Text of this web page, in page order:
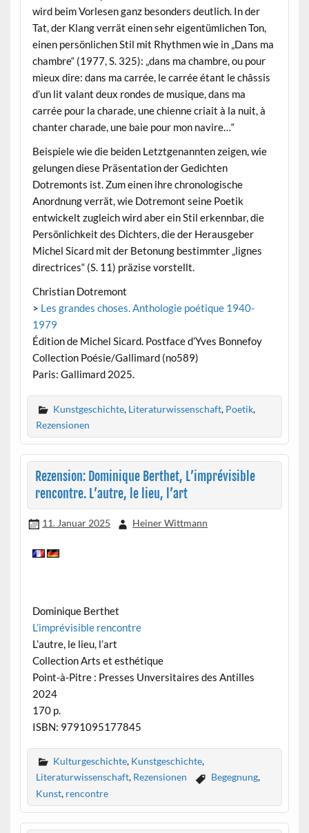
wird beim Vorlesen ganz besonders deutlich. In der
Tat, der Klang verrät einen sehr eigentümlichen Ton,
einen persönlichen Stil mit Rhythmen wie in „Dans ma
chambre“ (1977, S. 325): „dans ma chambre, ou pour
mieux dire: dans ma carrée, le carrée étant le châssis
d’un lit valant deux rondes de musique, dans ma
carrée pour la charade, une chienne criait à la nuit, à
chanter charade, une baie pour mon navire…“
Beispiele wie die beiden Letztgenannten zeigen, wie
gelungen diese Präsentation der Gedichten
Dotremonts ist. Zum einen ihre chronologische
Anordnung verrät, wie Dotremont seine Poetik
entwickelt zugleich wird aber ein Stil erkennbar, die
Persönlichkeit des Dichters, die der Herausgeber
Michel Sicard mit der Betonung bestimmter „lignes
directrices“ (S. 11) präzise vorstellt.
Christian Dotremont
> Les grandes choses. Anthologie poétique 1940-
1979
Édition de Michel Sicard. Postface d’Yves Bonnefoy
Collection Poésie/Gallimard (no589)
Paris: Gallimard 2025.
Kunstgeschichte, Literaturwissenschaft, Poetik,
Rezensionen
Rezension: Dominique Berthet, L’imprévisible
rencontre. L’autre, le lieu, l’art
11. Januar 2025 Heiner Wittmann
Dominique Berthet
L’imprévisible rencontre
L’autre, le lieu, l’art
Collection Arts et esthétique
Point-à-Pitre : Presses Unversitaires des Antilles
2024
170 p.
ISBN: 9791095177845
Kulturgeschichte, Kunstgeschichte,
Literaturwissenschaft, Rezensionen Begegnung,
Kunst, rencontre